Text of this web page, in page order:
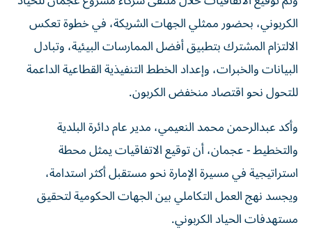
الكربوني، بحضور ممثلي الجهات الشريكة، في خطوة تعكس
الالتزام المشترك بتطبيق أفضل الممارسات البيئية، وتبادل
البيانات والخبرات، وإعداد الخطط التنفيذية القطاعية الداعمة
للتحول نحو اقتصاد منخفض الكربون.
وأكد عبدالرحمن محمد النعيمي، مدير عام دائرة البلدية
والتخطيط - عجمان، أن توقيع الاتفاقيات يمثل محطة
استراتيجية في مسيرة الإمارة نحو مستقبل أكثر استدامة،
ويجسد نهج العمل التكاملي بين الجهات الحكومية لتحقيق
مستهدفات الحياد الكربوني.